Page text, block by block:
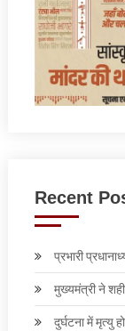
Recent
प्रभारी
मुख्यमंत्री ने
दुर्घटना में मृत्यु